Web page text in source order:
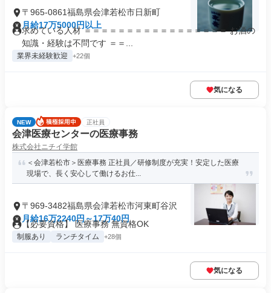
〒965-0861福島県会津若松市日新町
月給17万5000円以上
求めている人材 ＝＝＝＝＝＝＝＝＝＝＝＝＝＝＝＝＝ お酒の
知識・経験は不問です ＝＝...
業界未経験歓迎 +22個
気になる
NEW 正社員
会津医療センターの医療事務
株式会社ニチイ学館
＜会津若松市＞医療事務 正社員／研修制度が充実！安定した医療
現場で、長く安心して働けるお仕...
〒969-3482福島県会津若松市河東町谷沢
月給16万2240円～17万40円
【必要資格】 医療事務 無資格OK
制服あり ランチタイム +28個
気になる